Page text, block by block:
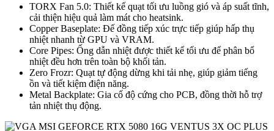
TORX Fan 5.0: Thiết kế quạt tối ưu luồng gió và áp suất tĩnh,
cải thiện hiệu quả làm mát cho heatsink.
Copper Baseplate: Đế đồng tiếp xúc trực tiếp giúp hấp thụ
nhiệt nhanh từ GPU và VRAM.
Core Pipes: Ống dẫn nhiệt được thiết kế tối ưu để phân bổ
nhiệt đều hơn trên toàn bộ khối tản.
Zero Frozr: Quạt tự động dừng khi tải nhẹ, giúp giảm tiếng
ồn và tiết kiệm điện năng.
Metal Backplate: Gia cố độ cứng cho PCB, đồng thời hỗ trợ
tản nhiệt thụ động.